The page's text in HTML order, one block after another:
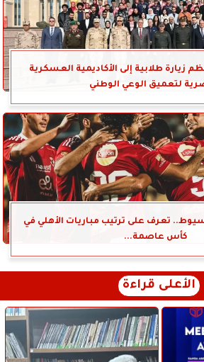
زيارة طلابية إلى الأكاديمية العسكرية
لتعميق الوعي الوطني
تعرف على ترتيب مباريات الأهلي في
كأس عاصمة...
الأعلى قراءة